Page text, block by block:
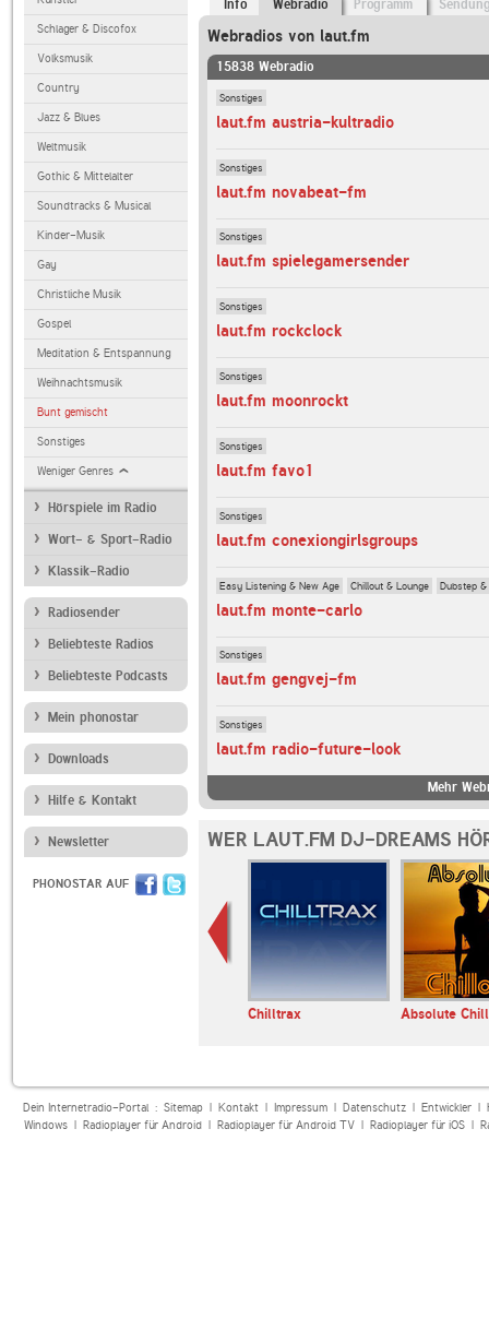
Schlager & Discofox
Volksmusik
Country
Jazz & Blues
Weltmusik
Gothic & Mittelalter
Soundtracks & Musical
Kinder-Musik
Gay
Christliche Musik
Gospel
Meditation & Entspannung
Weihnachtsmusik
Bunt gemischt
Sonstiges
Weniger Genres
Hörspiele im Radio
Wort- & Sport-Radio
Klassik-Radio
Radiosender
Beliebteste Radios
Beliebteste Podcasts
Mein phonostar
Downloads
Hilfe & Kontakt
Newsletter
PHONOSTAR AUF
Info Webradio Programm
Webradios von laut.fm
15838 Webradio
Sonstiges
laut.fm austria-kultradio
Sonstiges
laut.fm novabeat-fm
Sonstiges
laut.fm spielegamersender
Sonstiges
laut.fm rockclock
Sonstiges
laut.fm moonrockt
Sonstiges
laut.fm favo1
Sonstiges
laut.fm conexiongirlsgroups
Easy Listening & New Age Chillout & Lounge Dubstep
laut.fm monte-carlo
Sonstiges
laut.fm gengvej-fm
Sonstiges
laut.fm radio-future-look
Mehr
WER LAUT.FM DJ-DREAMS
Chilltrax Absolute
Dein Internetradio-Portal : Sitemap| Kontakt| Impressum| Datenschutz| Entwickler|
Windows| Radioplayer für Android| Radioplayer für Android TV| Radioplayer für iOS|